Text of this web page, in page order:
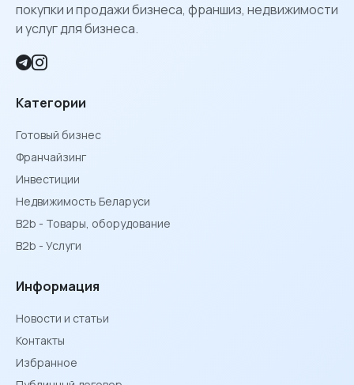
покупки и продажи бизнеса, франшиз, недвижимости
и услуг для бизнеса.
Категории
Готовый бизнес
Франчайзинг
Инвестиции
Недвижимость Беларуси
B2b - Товары, оборудование
B2b - Услуги
Информация
Новости и статьи
Контакты
Избранное